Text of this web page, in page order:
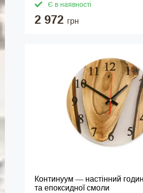
Є в наявності
2 972 грн
Континуум — настінний
та епоксидної смоли